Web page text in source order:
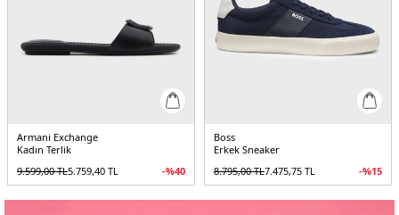
Armani Exchange
Kadın Terlik
9.599,00TL5.759,40 TL -%40
Boss
Erkek Sneaker
8.795,00TL7.475,75 TL -%15